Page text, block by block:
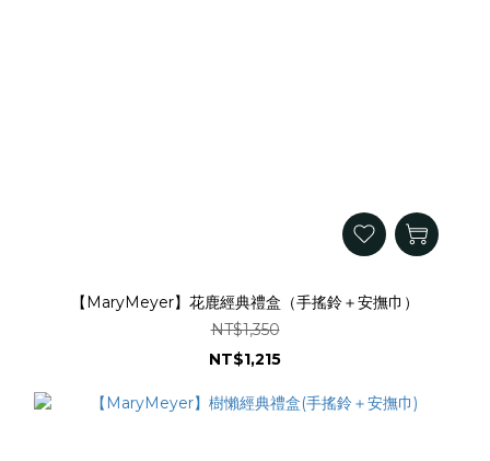
【MaryMeyer】花鹿經典禮盒（手搖鈴＋安撫巾）
NT$1,350
NT$1,215